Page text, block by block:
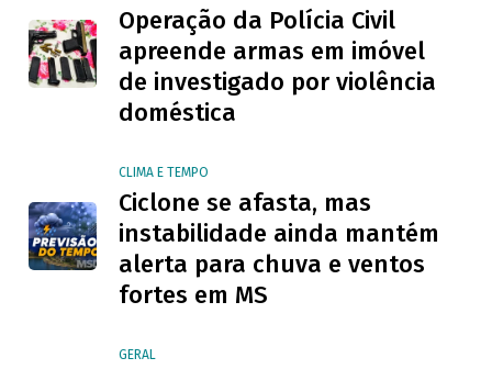
Operação da Polícia Civil
apreende armas em imóvel
de investigado por violência
doméstica
CLIMA E TEMPO
Ciclone se afasta, mas
instabilidade ainda mantém
alerta para chuva e ventos
fortes em MS
GERAL